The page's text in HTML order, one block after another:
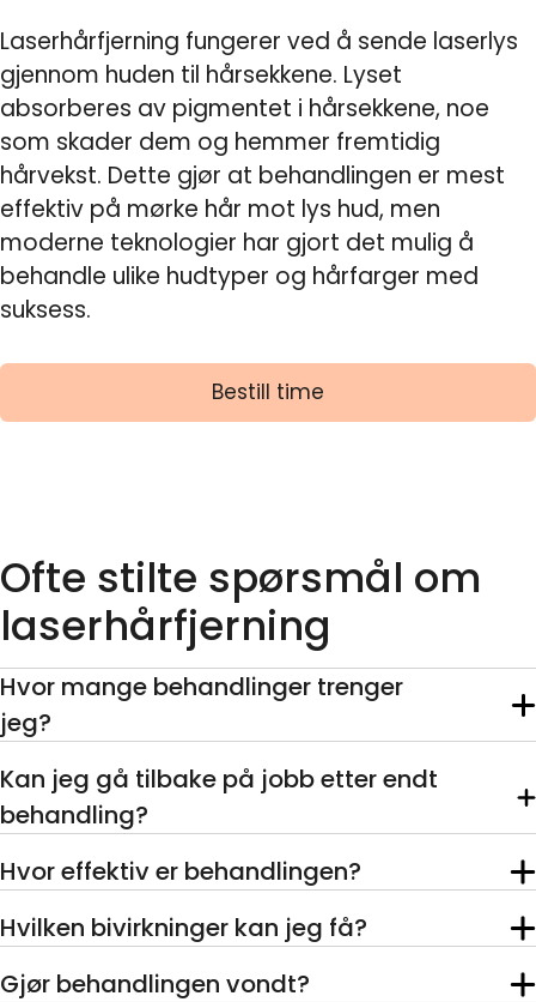
Laserhårfjerning fungerer ved å sende laserlys
gjennom huden til hårsekkene. Lyset
absorberes av pigmentet i hårsekkene, noe
som skader dem og hemmer fremtidig
hårvekst. Dette gjør at behandlingen er mest
effektiv på mørke hår mot lys hud, men
moderne teknologier har gjort det mulig å
behandle ulike hudtyper og hårfarger med
suksess.
Bestill time
Ofte stilte spørsmål om
laserhårfjerning
Hvor mange behandlinger trenger
jeg?
Kan jeg gå tilbake på jobb etter endt
behandling?
Hvor effektiv er behandlingen?
Hvilken bivirkninger kan jeg få?
Gjør behandlingen vondt?